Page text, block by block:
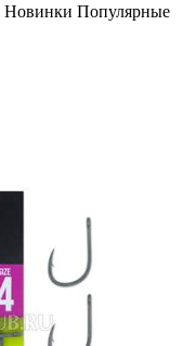
Новинки Популярные